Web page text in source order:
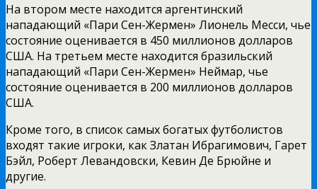
На втором месте находится аргентинский
нападающий «Пари Сен-Жермен» Лионель Месси, чье
состояние оценивается в 450 миллионов долларов
США. На третьем месте находится бразильский
нападающий «Пари Сен-Жермен» Неймар, чье
состояние оценивается в 200 миллионов долларов
США.
Кроме того, в список самых богатых футболистов
входят такие игроки, как Златан Ибрагимович, Гарет
Бэйл, Роберт Левандовски, Кевин Де Брюйне и
другие.